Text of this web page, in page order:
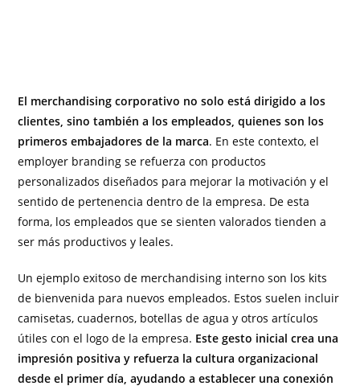
El merchandising corporativo no solo está dirigido a los
clientes, sino también a los empleados, quienes son los
primeros embajadores de la marca. En este contexto, el
employer branding se refuerza con productos
personalizados diseñados para mejorar la motivación y el
sentido de pertenencia dentro de la empresa. De esta
forma, los empleados que se sienten valorados tienden a
ser más productivos y leales.
Un ejemplo exitoso de merchandising interno son los kits
de bienvenida para nuevos empleados. Estos suelen incluir
camisetas, cuadernos, botellas de agua y otros artículos
útiles con el logo de la empresa. Este gesto inicial crea una
impresión positiva y refuerza la cultura organizacional
desde el primer día, ayudando a establecer una conexión